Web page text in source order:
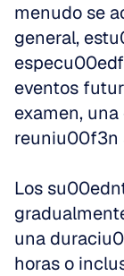
menudo se
general,
eventos
examen,
reuniu00f3n
Los
una
horas o